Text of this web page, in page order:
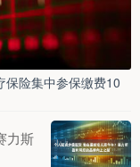
保险集中参保缴费10
力斯